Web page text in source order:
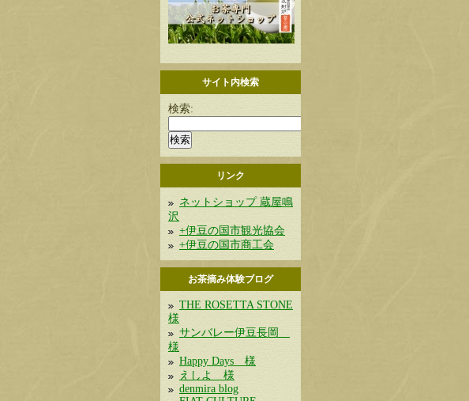
サイト内検索
検索:
リンク
ネットショップ 蔵屋鳴
沢
+伊豆の国市観光協会
+伊豆の国市商工会
お茶摘み体験ブログ
THE ROSETTA STONE
様
サンバレー伊豆長岡
様
Happy Days 様
えしよ 様
denmira blog